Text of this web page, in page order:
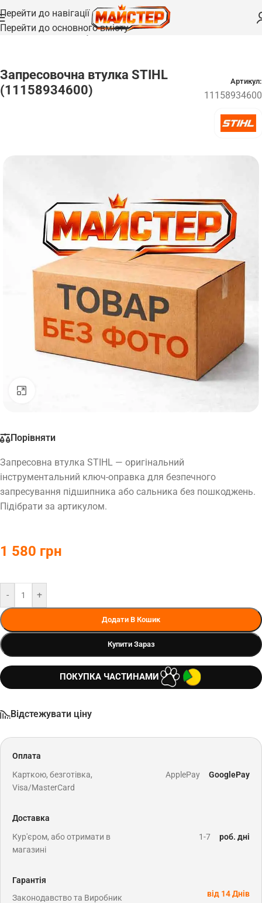
Перейти до навігації
Перейти до основного вмісту
Головна /Запчастини/Втулки та гільзи
Запресовочна втулка STIHL
(11158934600)
Артикул:
11158934600
Порівняти
Запресовна втулка STIHL — оригінальний
інструментальний ключ-оправка для безпечного
запресування підшипника або сальника без пошкоджень.
Підібрати за артикулом.
1 580 грн
- +
Додати В Кошик
Купити Зараз
ПОКУПКА ЧАСТИНАМИ
Відстежувати ціну
Оплата
Карткою, безготівка,
Visa/MasterCard
ApplePay GooglePay
Доставка
Кур'єром, або отримати в
магазині
1-7 роб. дні
Гарантія
Законодавство та Виробник
від 14 Днів